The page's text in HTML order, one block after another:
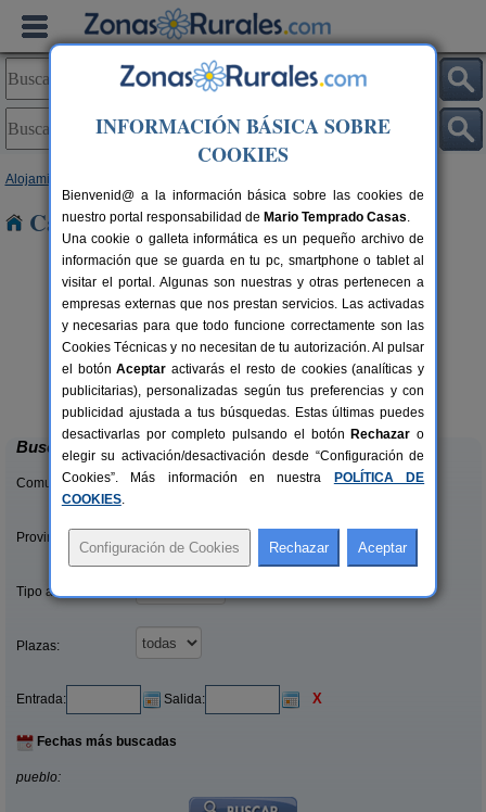
Alojamientos
Casas Rurales cerca de Añua
2-12 pers.
desde25 €
Casa Rural Gaztelubidea
Bernedo (Álava)
Buscar
Comunidades:
Provincias/Islas:
Tipo alquiler:
Plazas:
Entrada: Salida: X
Fechas más buscadas
pueblo:
INFORMACIÓN BÁSICA SOBRE
COOKIES
Bienvenid@ a la información básica sobre las cookies de
nuestro portal responsabilidad de Mario Temprado Casas.
Una cookie o galleta informática es un pequeño archivo de
información que se guarda en tu pc, smartphone o tablet al
visitar el portal. Algunas son nuestras y otras pertenecen a
empresas externas que nos prestan servicios. Las activadas
y necesarias para que todo funcione correctamente son las
Cookies Técnicas y no necesitan de tu autorización. Al pulsar
el botónAceptar activarás el resto de cookies (analíticas y
publicitarias), personalizadas según tus preferencias y con
publicidad ajustada a tus búsquedas. Estas últimas puedes
desactivarlas por completo pulsando el botón Rechazar o
elegir su activación/desactivación desde “Configuración de
Cookies”. Más información en nuestra
POLÍTICA DE
COOKIES.